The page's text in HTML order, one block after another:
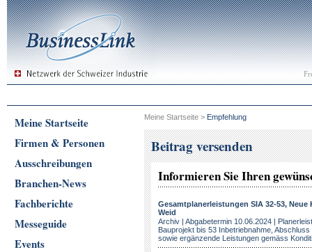
Meine Startseite
Firmen & Personen
Ausschreibungen
Branchen-News
Fachberichte
Messeguide
Events
Meine Startseite > Empfehlung
Beitrag versenden
Informieren Sie Ihren
Gesamtplanerleistungen SIA 32-53,
Weid
Archiv | Abgabetermin 10.06.2024 |
Bauprojekt bis 53 Inbetriebnahme,
sowie ergänzende Leistungen gemäss